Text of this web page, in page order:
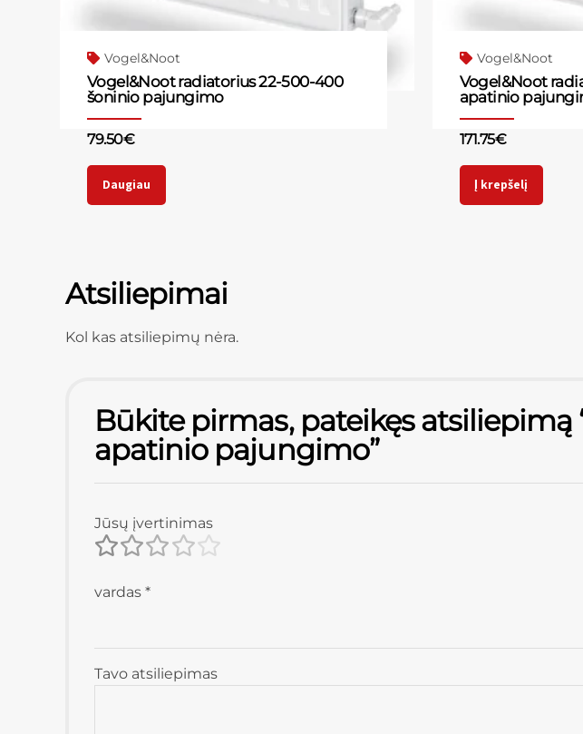
Vogel&Noot
Vogel&Noot radiatorius 22-500-400
šoninio pajungimo
79.50€
Daugiau
Vogel&Noot
Vogel&Noot
apatinio
171.75€
Į krepšelį
Atsiliepimai
Kol kas atsiliepimų nėra.
Būkite pirmas, pateikęs atsiliepimą
apatinio pajungimo”
Jūsų įvertinimas
Tavo atsiliepimas
vardas *